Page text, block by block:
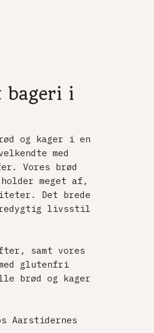
bageri i
og kager i en
med
Vores brød
meget af,
Det brede
livsstil
samt vores
glutenfri
brød og kager
Aarstidernes